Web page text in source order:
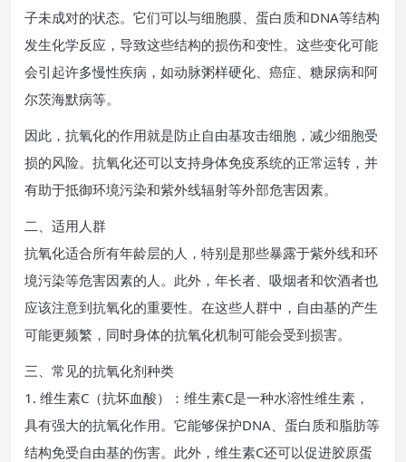
子未成对的状态。它们可以与细胞膜、蛋白质和DNA等结构
发生化学反应，导致这些结构的损伤和变性。这些变化可能
会引起许多慢性疾病，如动脉粥样硬化、癌症、糖尿病和阿
尔茨海默病等。
因此，抗氧化的作用就是防止自由基攻击细胞，减少细胞受
损的风险。抗氧化还可以支持身体免疫系统的正常运转，并
有助于抵御环境污染和紫外线辐射等外部危害因素。
二、适用人群
抗氧化适合所有年龄层的人，特别是那些暴露于紫外线和环
境污染等危害因素的人。此外，年长者、吸烟者和饮酒者也
应该注意到抗氧化的重要性。在这些人群中，自由基的产生
可能更频繁，同时身体的抗氧化机制可能会受到损害。
三、常见的抗氧化剂种类
1. 维生素C（抗坏血酸）：维生素C是一种水溶性维生素，
具有强大的抗氧化作用。它能够保护DNA、蛋白质和脂肪等
结构免受自由基的伤害。此外，维生素C还可以促进胶原蛋